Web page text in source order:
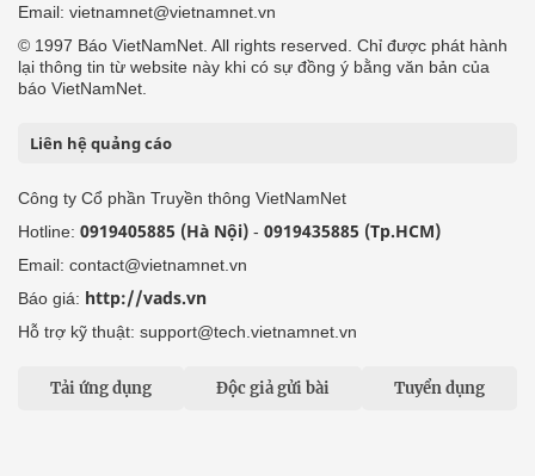
Email: vietnamnet@vietnamnet.vn
© 1997 Báo VietNamNet. All rights reserved. Chỉ được phát hành
lại thông tin từ website này khi có sự đồng ý bằng văn bản của
báo VietNamNet.
Liên hệ quảng cáo
Công ty Cổ phần Truyền thông VietNamNet
Hotline: 0919405885 (Hà Nội) - 0919435885 (Tp.HCM)
Email: contact@vietnamnet.vn
Báo giá: http://vads.vn
Hỗ trợ kỹ thuật: support@tech.vietnamnet.vn
Tải ứng dụng Độc giả gửi bài Tuyển dụng